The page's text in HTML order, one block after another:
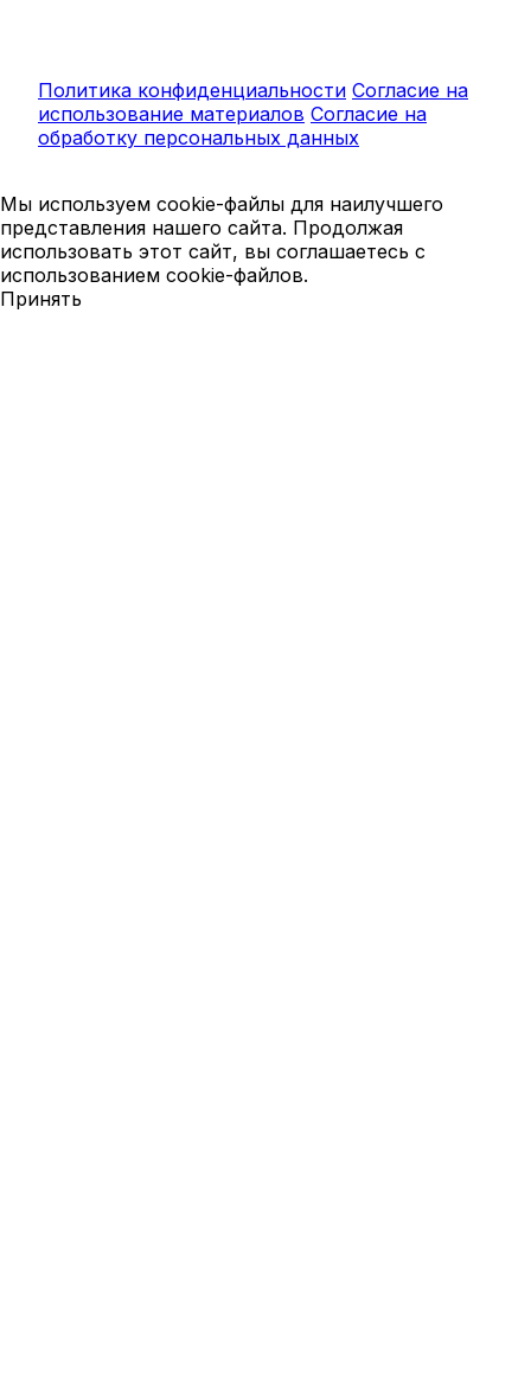
Политика конфиденциальности Согласие на
использование материалов Согласие на
обработку персональных данных
Мы используем cookie-файлы для наилучшего
представления нашего сайта. Продолжая
использовать этот сайт, вы соглашаетесь с
использованием cookie-файлов.
Принять